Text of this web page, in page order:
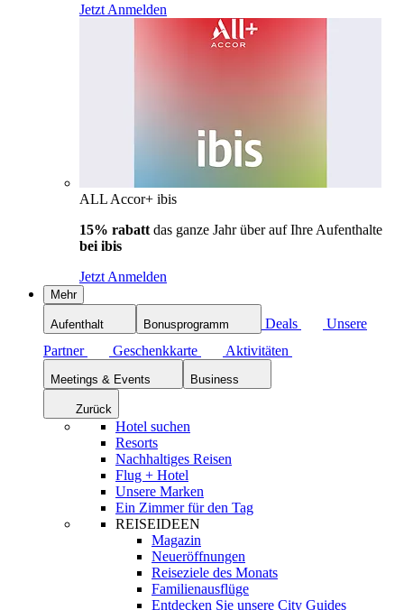
Jetzt Anmelden
ALL Accor+ ibis
15% rabatt das ganze Jahr über auf Ihre Aufenthalte
bei ibis
Jetzt Anmelden
Mehr
Aufenthalt Bonusprogramm Deals
Unsere
Partner
Geschenkkarte Aktivitäten
Meetings & Events Business
Zurück
Hotel suchen
Resorts
Nachhaltiges Reisen
Flug + Hotel
Unsere Marken
Ein Zimmer für den Tag
REISEIDEEN
Magazin
Neueröffnungen
Reiseziele des Monats
Familienausflüge
Entdecken Sie unsere City Guides